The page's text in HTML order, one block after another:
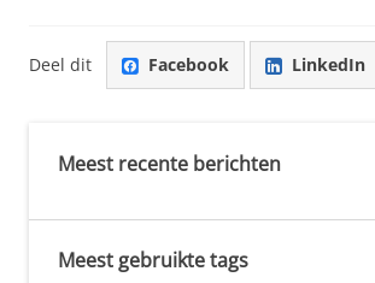
Deel dit Facebook LinkedIn
Meest recente berichten
Meest gebruikte tags